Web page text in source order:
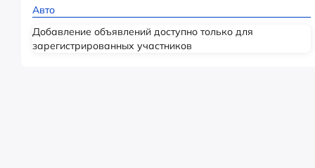
Авто
Добавление объявлений доступно только для
зарегистрированных участников